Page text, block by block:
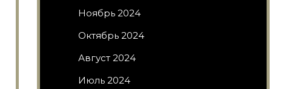
Ноябрь 2024
Октябрь 2024
Август 2024
Июль 2024